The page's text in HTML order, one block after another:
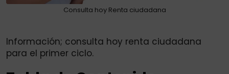
Consulta hoy Renta ciudadana
Información; consulta hoy renta ciudadana
para el primer ciclo.